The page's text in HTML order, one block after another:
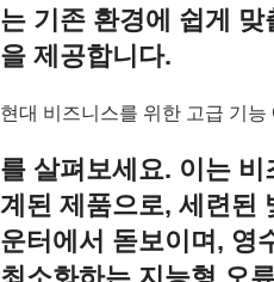
는 기존 환경에 쉽게
을 제공합니다.
현대 비즈니스를 위한 고급 기능
를 살펴보세요. 이는 비
계된 제품으로, 세련된
운터에서 돋보이며, 영